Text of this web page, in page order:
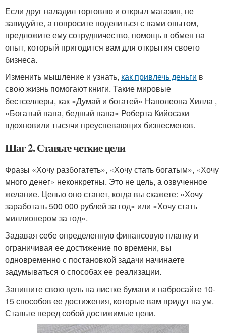
Если друг наладил торговлю и открыл магазин, не
завидуйте, а попросите поделиться с вами опытом,
предложите ему сотрудничество, помощь в обмен на
опыт, который пригодится вам для открытия своего
бизнеса.
Изменить мышление и узнать, как привлечь деньги в
свою жизнь помогают книги. Такие мировые
бестселлеры, как «Думай и богатей» Наполеона Хилла ,
«Богатый папа, бедный папа» Роберта Кийосаки
вдохновили тысячи преуспевающих бизнесменов.
Шаг 2. Ставьте четкие цели
Фразы «Хочу разбогатеть», «Хочу стать богатым», «Хочу
много денег» неконкретны. Это не цель, а озвученное
желание. Целью оно станет, когда вы скажете: «Хочу
заработать 500 000 рублей за год» или «Хочу стать
миллионером за год».
Задавая себе определенную финансовую планку и
ограничивая ее достижение по времени, вы
одновременно с постановкой задачи начинаете
задумываться о способах ее реализации.
Запишите свою цель на листке бумаги и набросайте 10-
15 способов ее достижения, которые вам придут на ум.
Ставьте перед собой достижимые цели.